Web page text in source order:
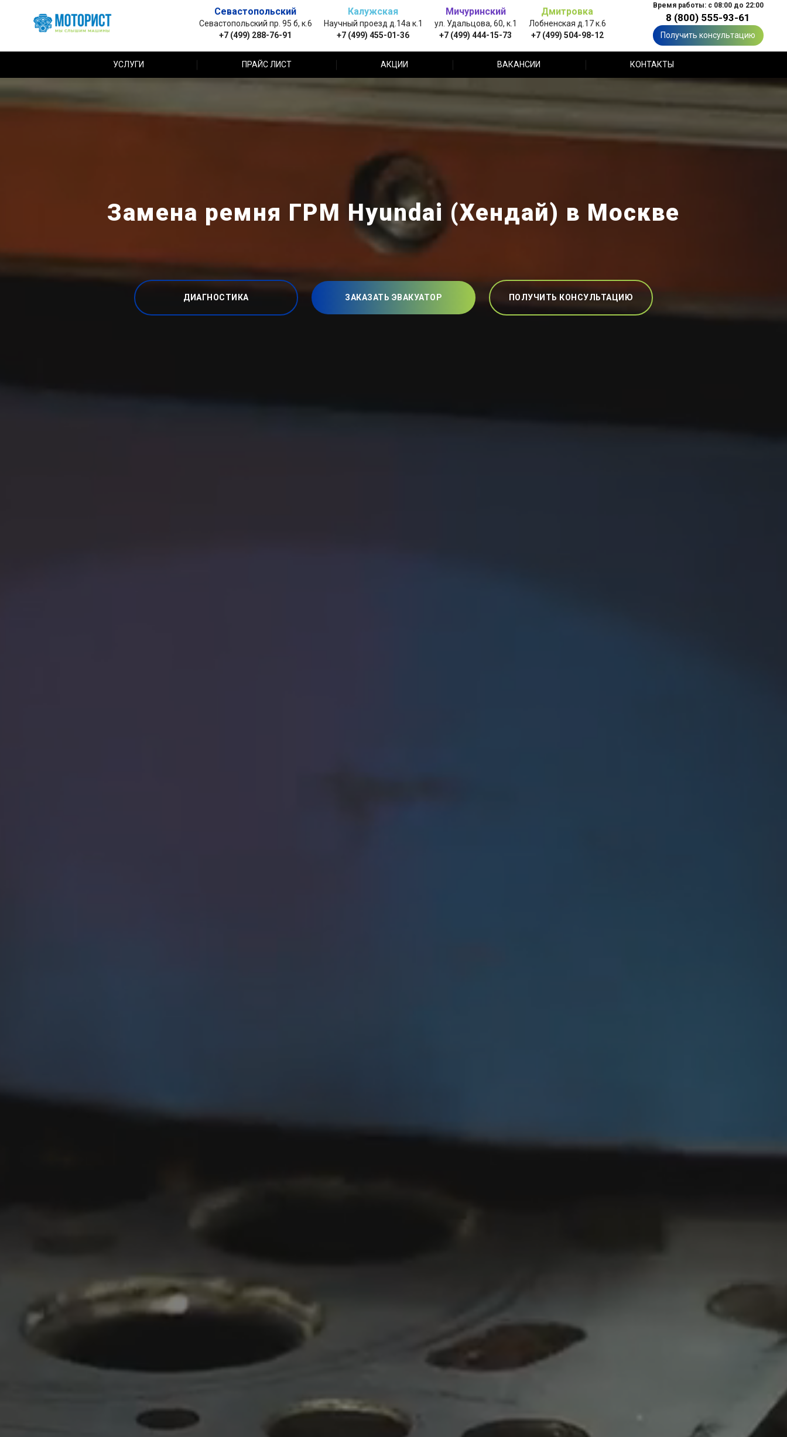
Севастопольский
Севастопольский пр. 95 б, к.6
+7 (499) 288-76-91
Калужская
Научный проезд д.14а к.1
+7 (499) 455-01-36
Мичуринский
ул. Удальцова, 60, к.1
+7 (499) 444-15-73
Дмитровка
Лобненская д.17 к.6
+7 (499) 504-98-12
Время работы: с 08:00 до 22:00
8 (800) 555-93-61
Получить консультацию
УСЛУГИ ПРАЙС ЛИСТ АКЦИИ ВАКАНСИИ КОНТАКТЫ
Замена ремня ГРМ Hyundai (Хендай) в Москве
ДИАГНОСТИКА ЗАКАЗАТЬ ЭВАКУАТОР ПОЛУЧИТЬ КОНСУЛЬТАЦИЮ